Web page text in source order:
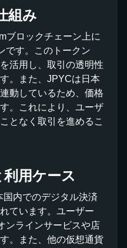
組み
ブロックチェーン上に
です。このトークン
活用し、取引の透明性
。また、JPYCは日本
動しているため、価格
。これにより、ユーザ
となく取引を進めるこ
用ケース
内でのデジタル決済
ています。ユーザー
ンラインサービスや店
。また、他の仮想通貨